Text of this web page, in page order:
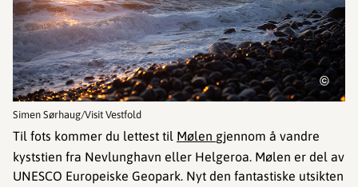
©
Simen Sørhaug/Visit Vestfold
Til fots kommer du lettest til Mølen gjennom å vandre
kyststien fra Nevlunghavn eller Helgeroa. Mølen er del av
UNESCO Europeiske Geopark. Nyt den fantastiske utsikten